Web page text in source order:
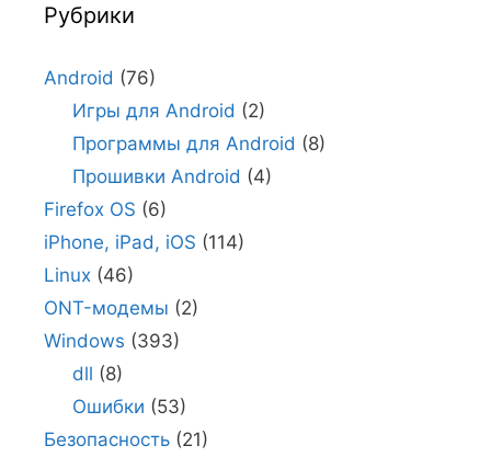
Рубрики
Android (76)
Игры для Android (2)
Программы для Android (8)
Прошивки Android (4)
Firefox OS (6)
iPhone, iPad, iOS (114)
Linux (46)
ONT-модемы (2)
Windows (393)
dll (8)
Ошибки (53)
Безопасность (21)